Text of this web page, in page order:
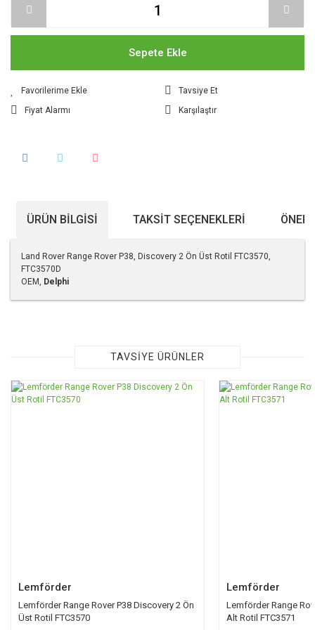
Sepete Ekle
Tavsiye Et
Fiyat Alarmı
Karşılaştır
ÜRÜN BILGISI TAKSIT SEÇENEKLERI
Land Rover Range Rover P38, Discovery 2 Ön Üst Rotil FTC3570,
FTC3570D
OEM, Delphi
Görüş ve önerileriniz için teşekkür ederiz.
Ürün resmi kalitesiz, bozuk veya görüntülenemiyor.
TAVSİYE ÜRÜNLER
Lemförder
Lemförder Range Rover P38 Discovery 2 Ön
Üst Rotil FTC3570
Lemförder
Lemförder Range
Alt Rotil FTC3571